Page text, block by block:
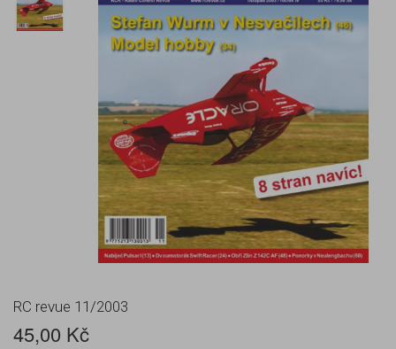
RC revue 11/2003
45,00 Kč